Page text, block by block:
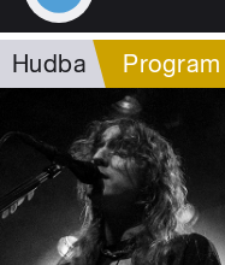
Hudba Program